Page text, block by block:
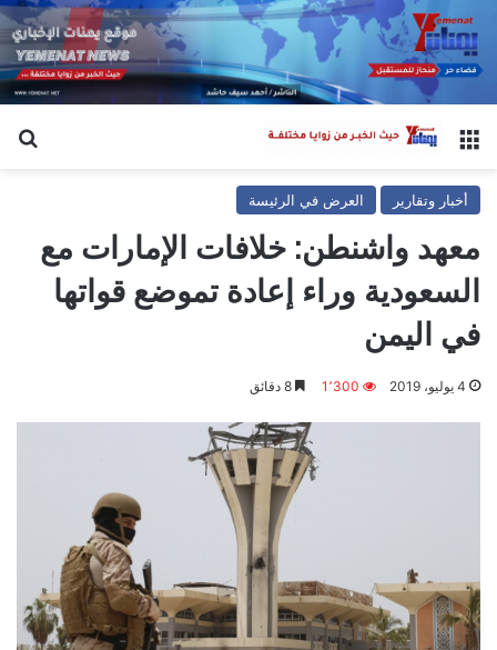
القائمة
أخبار وتقارير العرض في الرئيسة
معهد واشنطن: خلافات الإمارات مع
السعودية وراء إعادة تموضع قواتها
في اليمن
4 يوليو، 2019 1٬300